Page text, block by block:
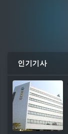
인기기사